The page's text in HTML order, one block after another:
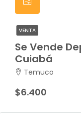
VENTA
Se Vende
Cuiabá
Temuco
$6.400